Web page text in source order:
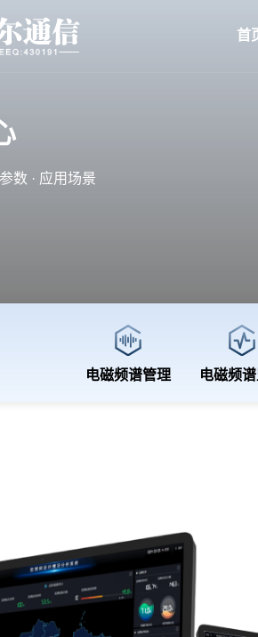
首
数 · 应用场景
电磁频谱管理 电磁频